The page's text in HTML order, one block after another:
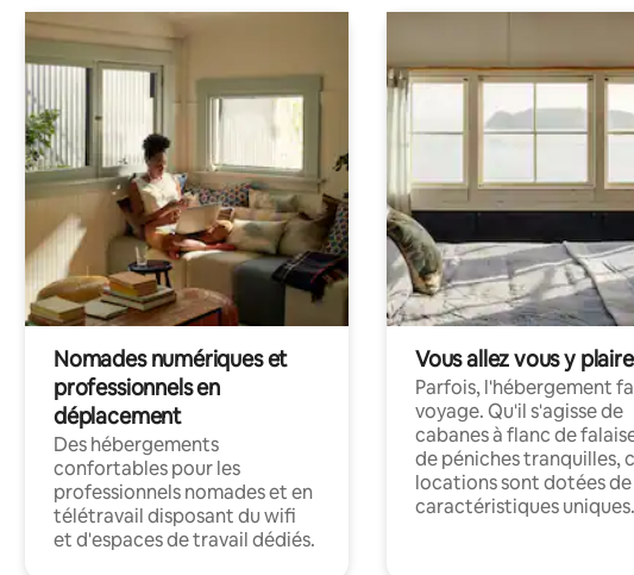
Nomades numériques et
professionnels en
déplacement
Des hébergements
confortables pour les
professionnels nomades et en
télétravail disposant du wifi
et d'espaces de travail dédiés.
Vous allez vous y plaire
Parfois, l'hébergement
voyage. Qu'il s'agisse de
cabanes à flanc de
de péniches tranquilles,
locations sont dotées de
caractéristiques uniques.